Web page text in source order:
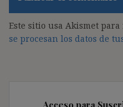
Este sitio usa Akismet
se procesan los datos de
Acceso para